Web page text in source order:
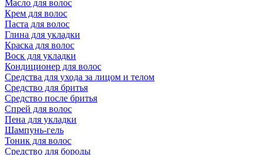
Масло для волос
Крем для волос
Паста для волос
Глина для укладки
Краска для волос
Воск для укладки
Кондиционер для волос
Средства для ухода за лицом и телом
Средство для бритья
Средство после бритья
Спрей для волос
Пена для укладки
Шампунь-гель
Тоник для волос
Средство для бороды